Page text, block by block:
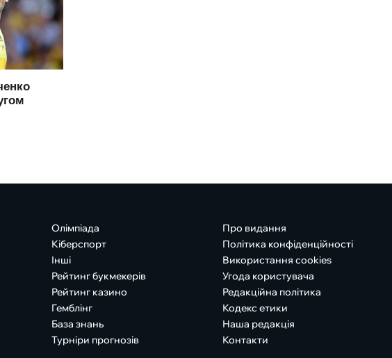
Олімпіада
Кіберспорт
Інші
Рейтинг букмекерів
Рейтинг казино
Гемблінг
База знань
Турніри прогнозів
Про видання
Політика конфіденційності
Використання cookies
Угода користувача
Редакційна політика
Кодекс етики
Наша редакція
Контакти